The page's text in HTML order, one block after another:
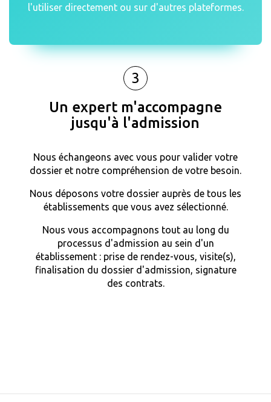
l'utiliser directement ou sur d'autres plateformes.
3
Un expert m'accompagne
jusqu'à l'admission
Nous échangeons avec vous pour valider votre
dossier et notre compréhension de votre besoin.
Nous déposons votre dossier auprès de tous les
établissements que vous avez sélectionné.
Nous vous accompagnons tout au long du
processus d'admission au sein d'un
établissement : prise de rendez-vous, visite(s),
finalisation du dossier d'admission, signature
des contrats.